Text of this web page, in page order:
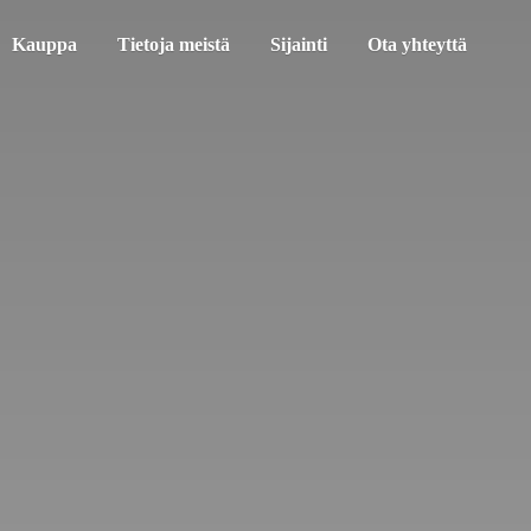
Kauppa Tietoja meistä Sijainti Ota yhteyttä